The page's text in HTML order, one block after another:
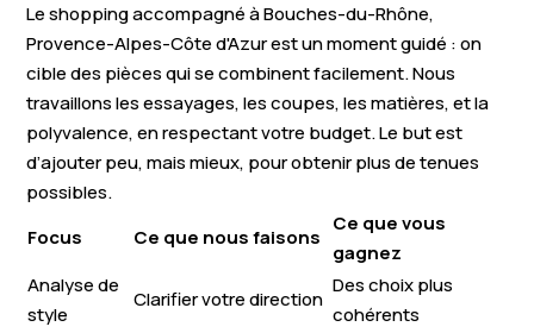
Le shopping accompagné à Bouches-du-Rhône,
Provence-Alpes-Côte d'Azur est un moment guidé : on
cible des pièces qui se combinent facilement. Nous
travaillons les essayages, les coupes, les matières, et la
polyvalence, en respectant votre budget. Le but est
d’ajouter peu, mais mieux, pour obtenir plus de tenues
possibles.
Focus
Ce que nous faisons
Ce que vous
gagnez
Analyse de
style
Clarifier votre direction
Des choix plus
cohérents